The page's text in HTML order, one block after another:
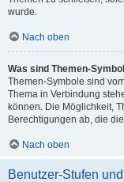
wurde.
Nach oben
Was sind Themen-
Themen-Symbole sind
Thema in Verbindung
können. Die Möglichkeit,
Berechtigungen ab, die
Nach oben
Benutzer-Stufen